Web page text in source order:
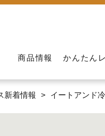
商品情報 かんたん
新着情報 イートアンド